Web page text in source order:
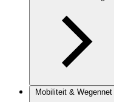
Mobiliteit & Wegennet